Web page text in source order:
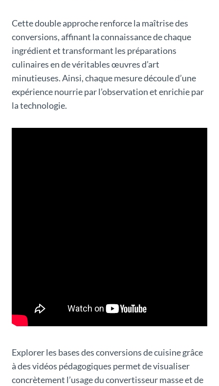
Cette double approche renforce la maîtrise des
conversions, affinant la connaissance de chaque
ingrédient et transformant les préparations
culinaires en de véritables œuvres d’art
minutieuses. Ainsi, chaque mesure découle d’une
expérience nourrie par l’observation et enrichie par
la technologie.
Explorer les bases des conversions de cuisine grâce
à des vidéos pédagogiques permet de visualiser
concrètement l’usage du convertisseur masse et de